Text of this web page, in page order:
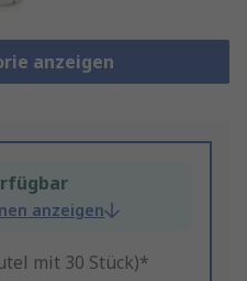
anzeigen
anzeigen
mit 30 Stück)*